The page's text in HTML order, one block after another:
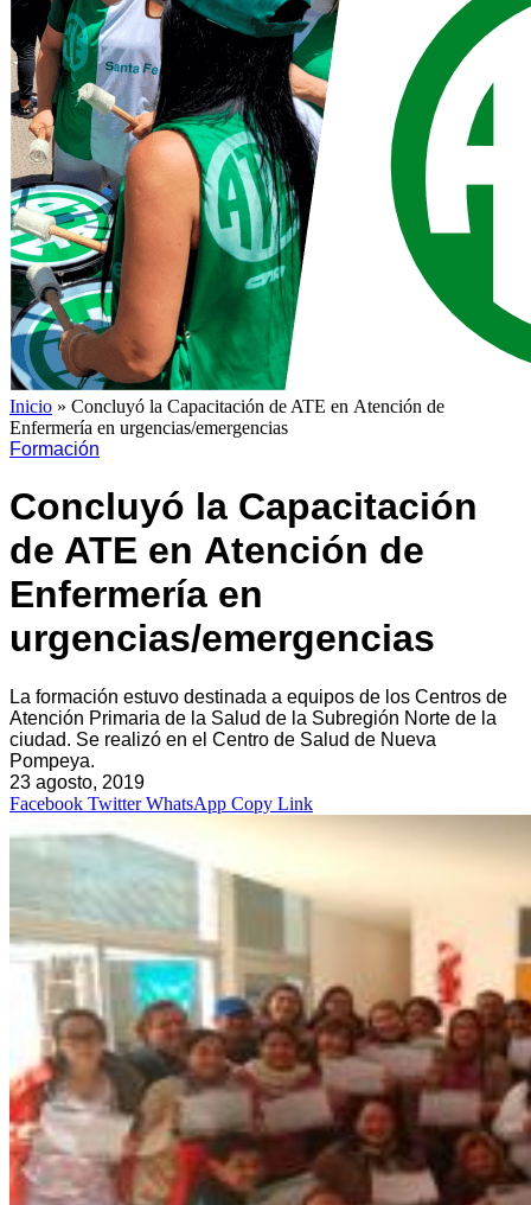
Inicio » Concluyó la Capacitación de ATE en Atención de
Enfermería en urgencias/emergencias
Formación
Concluyó la Capacitación
de ATE en Atención de
Enfermería en
urgencias/emergencias
La formación estuvo destinada a equipos de los Centros de
Atención Primaria de la Salud de la Subregión Norte de la
ciudad. Se realizó en el Centro de Salud de Nueva
Pompeya.
23 agosto, 2019
Facebook Twitter WhatsApp Copy Link